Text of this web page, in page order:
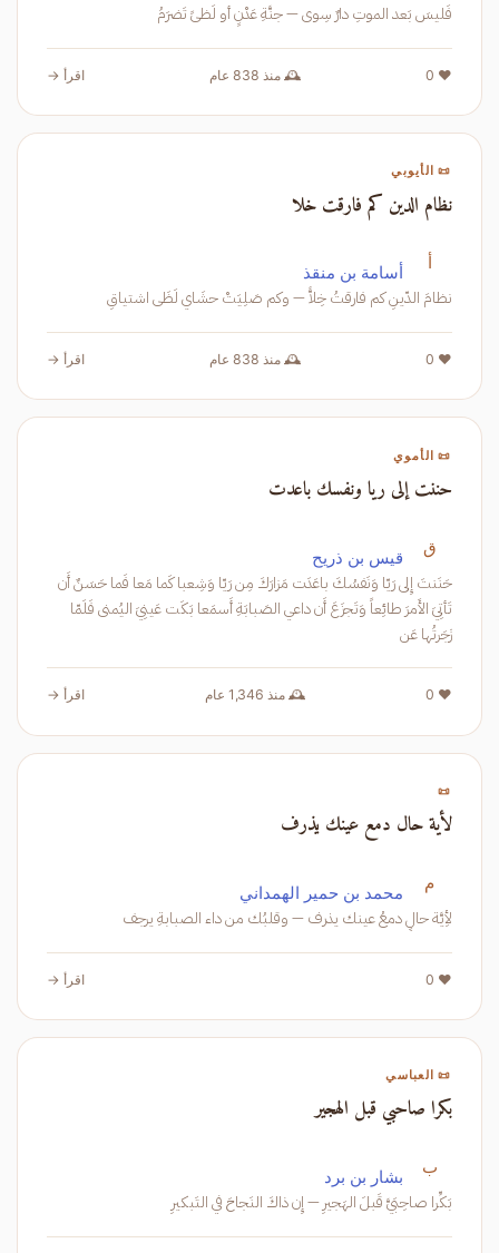
فَليسَ بَعد الموتِ دارٌ سِوى — جنَّةِ عَدْنٍ أو لَظىً تَضرَمُ
❤️ 0 🕰️ منذ 838 عام اقرأ →
📜 الأيوبي
نظام الدين كم فارقت خلا
أ أسامة بن منقذ
نظامَ الدّينِ كم فارقتُ خِلاًّ — وكم صَلِيَتْ حشَاي لَظَى اشتياقِ
❤️ 0 🕰️ منذ 838 عام اقرأ →
📜 الأموي
حننت إلى ريا ونفسك باعدت
ق قيس بن ذريح
حَنَنتَ إِلى رَيّا وَنَفسُكَ باعَدَت مَزارَكَ مِن رَيّا وَشِعبا كَما مَعا فَما حَسَنٌ أَن
تَأتِيَ الأَمرَ طائِعاً وَتَجزَعَ أَن داعي الصَبابَةِ أَسمَعا بَكَت عَينِيَ اليُمنى فَلَمّا
زَجَرتُها عَن
❤️ 0 🕰️ منذ 1,346 عام اقرأ →
📜
لأية حال دمع عينك يذرف
م محمد بن حمير الهمداني
لأِيَّة حالٍ دمعُ عينك يذرف — وقلبُك من داء الصبابةِ يرجف
❤️ 0 اقرأ →
📜 العباسي
بكرا صاحبي قبل الهجير
ب بشار بن برد
بَكِّرا صاحِبَيَّ قَبلَ الهَجيرِ — إِن ذاكَ النَجاحَ في التَبكيرِ